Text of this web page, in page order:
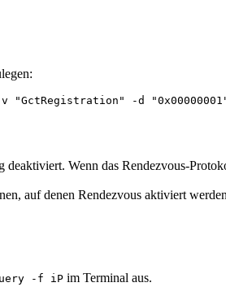
"GctRegistration" -d
deaktiviert. Wenn das Rendezvous-
auf denen Rendezvous aktiviert
-f iP im Terminal aus.